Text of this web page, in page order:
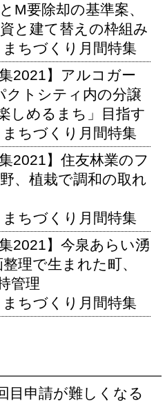
M要除却の基準案、
と建て替えの枠組み
まちづくり月間特集
2021】アルコガー
クトシティ内の分譲
しめるまち」目指す
まちづくり月間特集
2021】住友林業のフ
、植栽で調和の取れ
まちづくり月間特集
2021】今泉あらい湧
理で生まれた町、
管理
まちづくり月間特集
目申請が難しくなる